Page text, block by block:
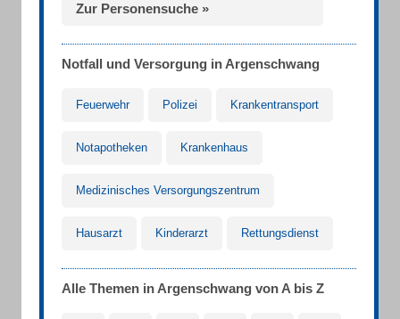
Zur Personensuche »
Notfall und Versorgung in Argenschwang
Feuerwehr Polizei Krankentransport
Notapotheken Krankenhaus
Medizinisches Versorgungszentrum
Hausarzt Kinderarzt Rettungsdienst
Alle Themen in Argenschwang von A bis Z